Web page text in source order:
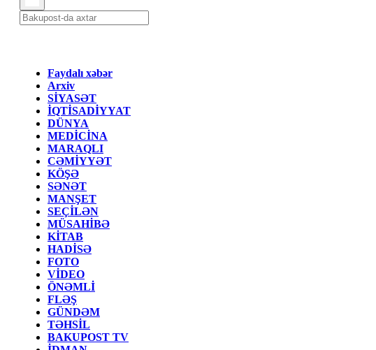
Faydalı xəbər
Arxiv
SİYASƏT
İQTİSADİYYAT
DÜNYA
MEDİCİNA
MARAQLI
CƏMİYYƏT
KÖŞƏ
SƏNƏT
MANŞET
SEÇİLƏN
MÜSAHİBƏ
KİTAB
HADİSƏ
FOTO
VİDEO
ÖNƏMLİ
FLƏŞ
GÜNDƏM
TƏHSİL
BAKUPOST TV